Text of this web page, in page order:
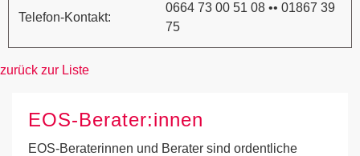
Telefon-Kontakt:
0664 73 00 51 08 •• 01867 39
75
zurück zur Liste
EOS-Berater:innen
EOS-Beraterinnen und Berater sind ordentliche